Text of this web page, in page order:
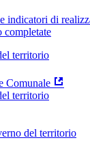
indicatori di
completate
territorio
Comunale
territorio
del territorio